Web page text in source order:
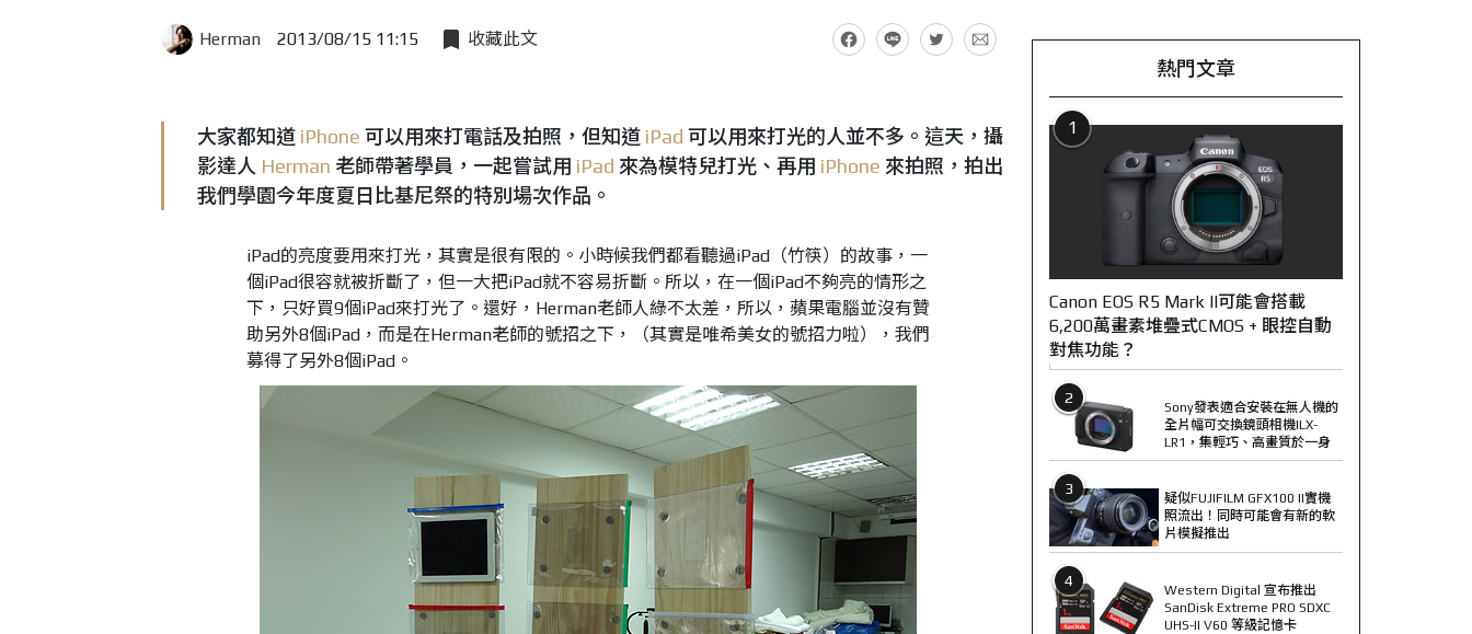
Herman 2013/08/15 11:15 收藏此文
大家都知道 iPhone 可以用來打電話及拍照，但知道 iPad 可以用來打光的人並不多。這天，攝
影達人 Herman 老師帶著學員，一起嘗試用 iPad 來為模特兒打光、再用 iPhone 來拍照，拍出
我們學園今年度夏日比基尼祭的特別場次作品。
iPad的亮度要用來打光，其實是很有限的。小時候我們都看聽過iPad（竹筷）的故事，一
個iPad很容就被折斷了，但一大把iPad就不容易折斷。所以，在一個iPad不夠亮的情形之
下，只好買9個iPad來打光了。還好，Herman老師人綠不太差，所以，蘋果電腦並沒有贊
助另外8個iPad，而是在Herman老師的號招之下，（其實是唯希美女的號招力啦），我們
募得了另外8個iPad。
熱門文章
1
Canon EOS R5 Mark II可能會搭載
6,200萬畫素堆疊式CMOS + 眼控自動
對焦功能？
2
Sony發表適合安裝在無人機的
全片幅可交換鏡頭相機ILX-
LR1，集輕巧、高畫質於一身
3
疑似FUJIFILM GFX100 II實機
照流出！同時可能會有新的軟
片模擬推出
4
Western Digital 宣布推出
SanDisk Extreme PRO SDXC
UHS-II V60 等級記憶卡